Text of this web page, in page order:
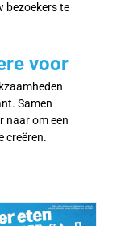
bezoekers te
voor
Samen
naar om een
creëren.